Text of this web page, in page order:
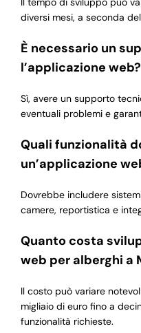
diversi mesi, a seconda
È necessario un
l’applicazione web?
Sì, avere un supporto
eventuali problemi e
Quali funzionalità
un’applicazione
Dovrebbe includere
camere, reportistica e
Quanto costa
web per alberghi a
Il costo può variare
migliaio di euro fino a
funzionalità richieste.